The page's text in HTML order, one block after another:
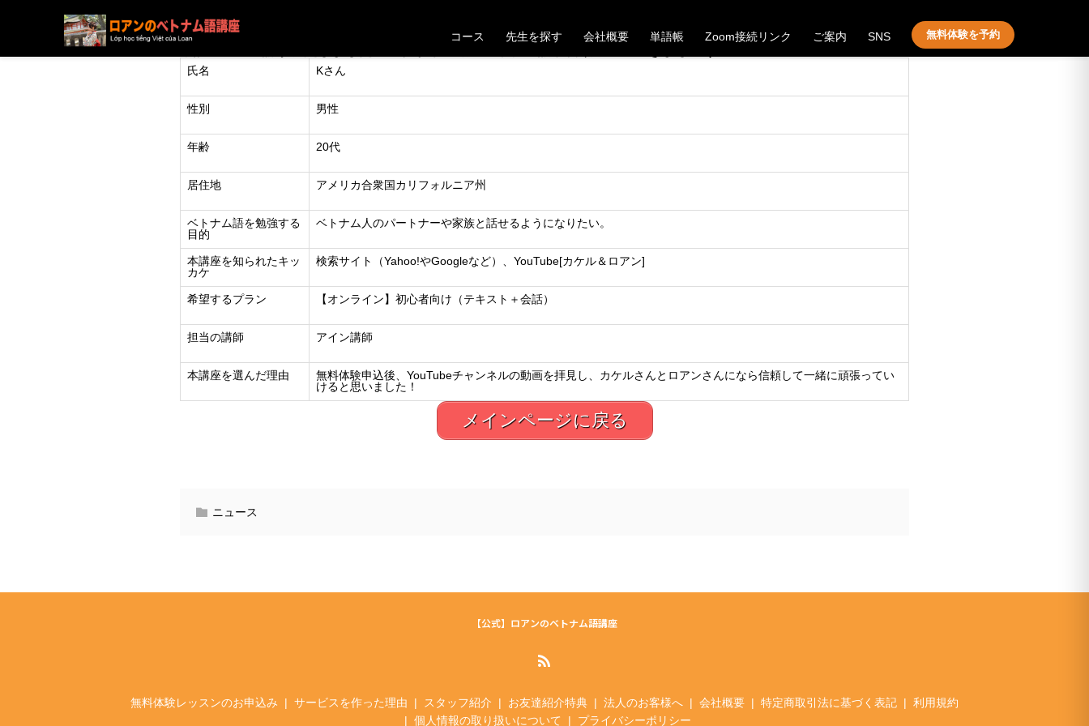
コース 先生を探す 会社概要 単語帳 Zoom接続リンク ご案内 SNS 無料体験を予約
氏名 Kさん
性別 男性
年齢 20代
居住地 アメリカ合衆国カリフォルニア州
ベトナム語を勉強する
目的
ベトナム人のパートナーや家族と話せるようになりたい。
本講座を知られたキッ
カケ
検索サイト（Yahoo!やGoogleなど）、YouTube[カケル＆ロアン]
希望するプラン 【オンライン】初心者向け（テキスト＋会話）
担当の講師 アイン講師
本講座を選んだ理由
無料体験申込後、YouTubeチャンネルの動画を拝見し、カケルさんとロアンさんになら信頼して一緒に頑張ってい
けると思いました！
メインページに戻る
ニュース
【公式】ロアンのベトナム語講座
無料体験レッスンのお申込み サービスを作った理由 スタッフ紹介 お友達紹介特典 法人のお客様へ 会社概要 特定商取引法に基づく表記
利用規約
個人情報の取り扱いについて
プライバシーポリシー